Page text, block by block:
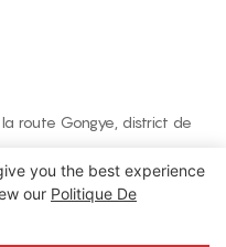
route Gongye, district de
you the best experience
our Politique De